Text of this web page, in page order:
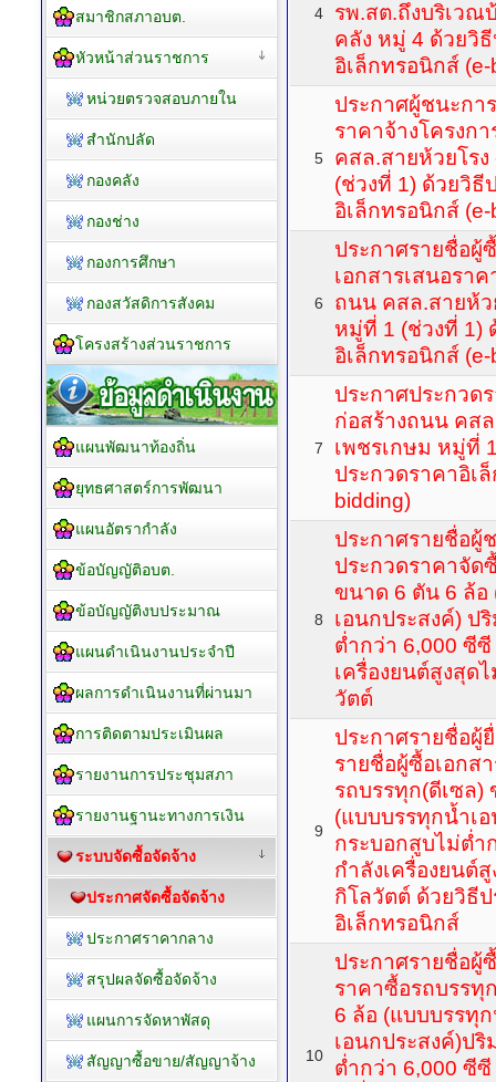
4
รพ.สต.ถึงบริเวณ
คลัง หมู่ 4 ด้วยวิ
อิเล็กทรอนิกส์ (e-
5
ประกาศผู้ชนะกา
ราคาจ้างโครงก
คสล.สายห้วยโร
(ช่วงที่ 1) ด้วยวิธี
อิเล็กทรอนิกส์ (e-
6
ประกาศรายชื่อผู้
เอกสารเสนอรา
ถนน คสล.สายห้ว
หมู่ที่ 1 (ช่วงที่ 1)
อิเล็กทรอนิกส์ (e-
7
ประกาศประกวด
ก่อสร้างถนน คส
เพชรเกษม หมู่ที่
ประกวดราคาอิเ
bidding)
8
ประกาศรายชื่อผู้
ประกวดราคาจัด
ขนาด 6 ตัน 6 ล้อ
เอนกประสงค์) ป
ต่ำกว่า 6,000 ซี
เครื่องยนต์สูงสุด
วัตต์
9
ประกาศรายชื่อผู้
รายชื่อผู้ซื้อเอกส
รถบรรทุก(ดีเซล)
(แบบบรรทุกน้ำเ
กระบอกสูบไม่ต่ำ
กำลังเครื่องยนต์
กิโลวัตต์ ด้วยวิธี
อิเล็กทรอนิกส์
10
ประกาศรายชื่อผู้
ราคาซื้อรถบรรทุ
6 ล้อ (แบบบรรทุ
เอนกประสงค์)ป
ต่ำกว่า 6,000 ซี
สมาชิกสภาอบต.
หัวหน้าส่วนราชการ
หน่วยตรวจสอบภายใน
สำนักปลัด
กองคลัง
กองช่าง
กองการศึกษา
กองสวัสดิการสังคม
โครงสร้างส่วนราชการ
แผนพัฒนาท้องถิ่น
ยุทธศาสตร์การพัฒนา
แผนอัตรากำลัง
ข้อบัญญัติอบต.
ข้อบัญญัติงบประมาณ
แผนดำเนินงานประจำปี
ผลการดำเนินงานที่ผ่านมา
การติดตามประเมินผล
รายงานการประชุมสภา
รายงานฐานะทางการเงิน
ระบบจัดซื้อจัดจ้าง
ประกาศจัดซื้อจัดจ้าง
ประกาศราคากลาง
สรุปผลจัดซื้อจัดจ้าง
แผนการจัดหาพัสดุ
สัญญาซื้อขาย/สัญญาจ้าง